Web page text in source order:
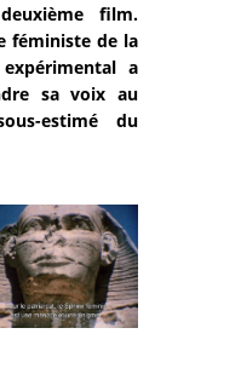
film.
féministe de la
a
sa voix au
estimé du